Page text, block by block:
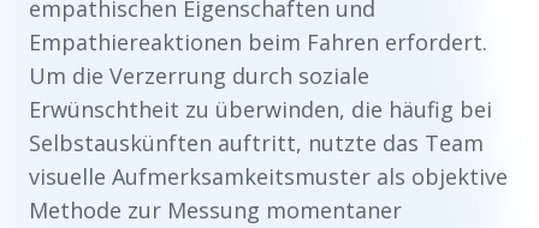
empathischen Eigenschaften und
Empathiereaktionen beim Fahren erfordert.
Um die Verzerrung durch soziale
Erwünschtheit zu überwinden, die häufig bei
Selbstauskünften auftritt, nutzte das Team
visuelle Aufmerksamkeitsmuster als objektive
Methode zur Messung momentaner